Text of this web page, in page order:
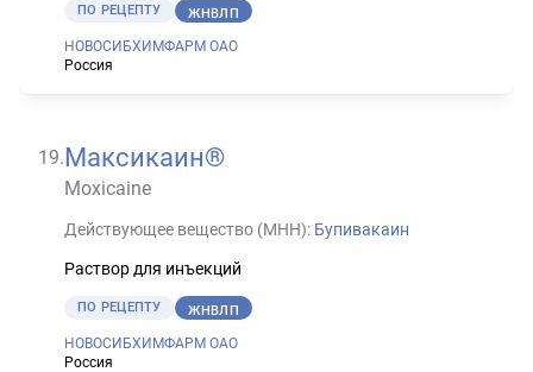
ПО РЕЦЕПТУ ЖНВЛП
НОВОСИБХИМФАРМ ОАО
Россия
19.Максикаин®
Moxicaine
Действующее вещество (МНН): Бупивакаин
Раствор для инъекций
ПО РЕЦЕПТУ ЖНВЛП
НОВОСИБХИМФАРМ ОАО
Россия